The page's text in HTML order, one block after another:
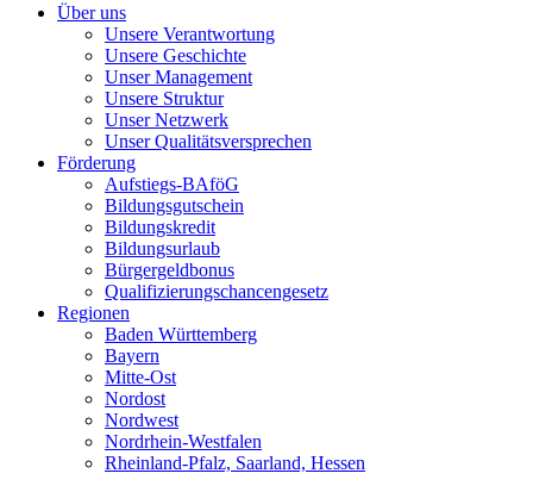
Über uns
Unsere Verantwortung
Unsere Geschichte
Unser Management
Unsere Struktur
Unser Netzwerk
Unser Qualitätsversprechen
Förderung
Aufstiegs-BAföG
Bildungsgutschein
Bildungskredit
Bildungsurlaub
Bürgergeldbonus
Qualifizierungschancengesetz
Regionen
Baden Württemberg
Bayern
Mitte-Ost
Nordost
Nordwest
Nordrhein-Westfalen
Rheinland-Pfalz, Saarland, Hessen